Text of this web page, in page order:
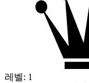
레벨: 1